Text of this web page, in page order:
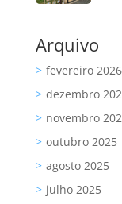
Arquivo
fevereiro 2026
dezembro
novembro
outubro 2025
agosto 2025
julho 2025